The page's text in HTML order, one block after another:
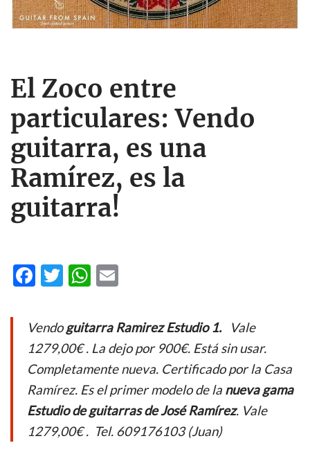
El Zoco entre
particulares: Vendo
guitarra, es una
Ramírez, es la
guitarra!
F
e
b
o
o
k
T
itt
er
W
at
s
A
p
p
ail
Vendoguitarra Ramirez Estudio 1.
Vale
1279,00€ . La dejo por 900€. Está sin usar.
Completamente nueva. Certificado por la Casa
Ramírez. Es el primer modelo de la nueva gama
Estudio de guitarras de José Ramírez. Vale
1279,00€ . Tel. 609176103 (Juan)